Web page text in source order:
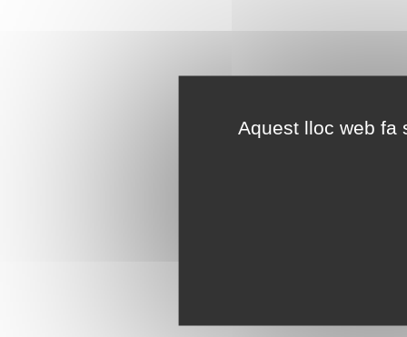
Aquest lloc web fa